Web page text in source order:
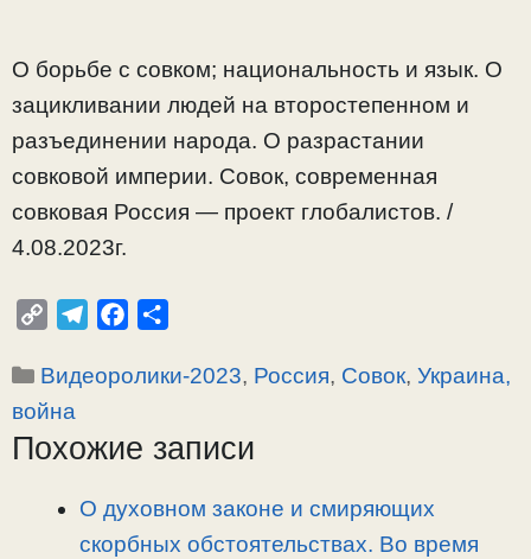
О борьбе с совком; национальность и язык. О
зацикливании людей на второстепенном и
разъединении народа. О разрастании
совковой империи. Совок, современная
совковая Россия — проект глобалистов. /
4.08.2023г.
p
y
L
l
g
a
c
b
п
а
Рубрики
Видеоролики-2023, Россия, Совок,Украина,
война
Похожие записи
О духовном законе и смиряющих
скорбных обстоятельствах. Во время